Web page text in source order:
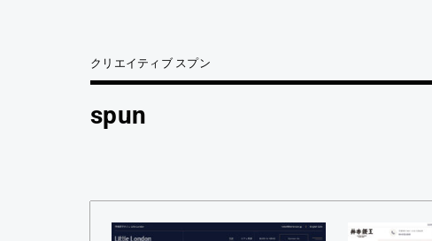
クリエイティブ スプン
spun